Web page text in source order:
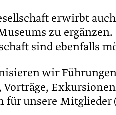
erwirbt
zu
sind ebenfalls
wir
Vorträge,
für unsere Mitglieder